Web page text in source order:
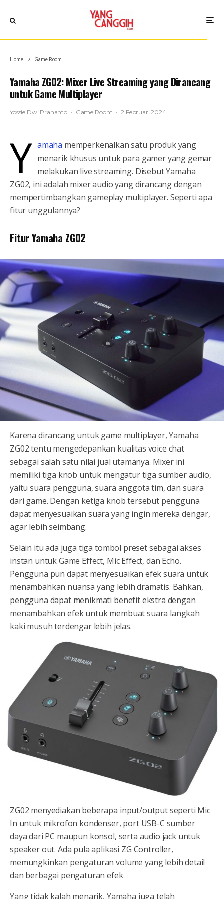
Home Game Room
Yamaha ZG02: Mixer Live Streaming yang Dirancang
untuk Game Multiplayer
Yossie Dwi Prananto · Game Room · 2 Februari 2024
Y amaha memperkenalkan satu produk yang
menarik khusus untuk para gamer yang gemar
melakukan live streaming. Disebut Yamaha
ZG02, ini adalah mixer audio yang dirancang dengan
mempertimbangkan gameplay multiplayer. Seperti apa
fitur unggulannya?
Fitur Yamaha ZG02
Karena dirancang untuk game multiplayer, Yamaha
ZG02 tentu mengedepankan kualitas voice chat
sebagai salah satu nilai jual utamanya. Mixer ini
memiliki tiga knob untuk mengatur tiga sumber audio,
yaitu suara pengguna, suara anggota tim, dan suara
dari game. Dengan ketiga knob tersebut pengguna
dapat menyesuaikan suara yang ingin mereka dengar,
agar lebih seimbang.
Selain itu ada juga tiga tombol preset sebagai akses
instan untuk Game Effect, Mic Effect, dan Echo.
Pengguna pun dapat menyesuaikan efek suara untuk
menambahkan nuansa yang lebih dramatis. Bahkan,
pengguna dapat menikmati benefit ekstra dengan
menambahkan efek untuk membuat suara langkah
kaki musuh terdengar lebih jelas.
ZG02 menyediakan beberapa input/output seperti Mic
In untuk mikrofon kondenser, port USB-C sumber
daya dari PC maupun konsol, serta audio jack untuk
speaker out. Ada pula aplikasi ZG Controller,
memungkinkan pengaturan volume yang lebih detail
dan berbagai pengaturan efek
Yang tidak kalah menarik, Yamaha juga telah